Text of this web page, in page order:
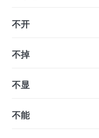
不开
不掉
不显
不能